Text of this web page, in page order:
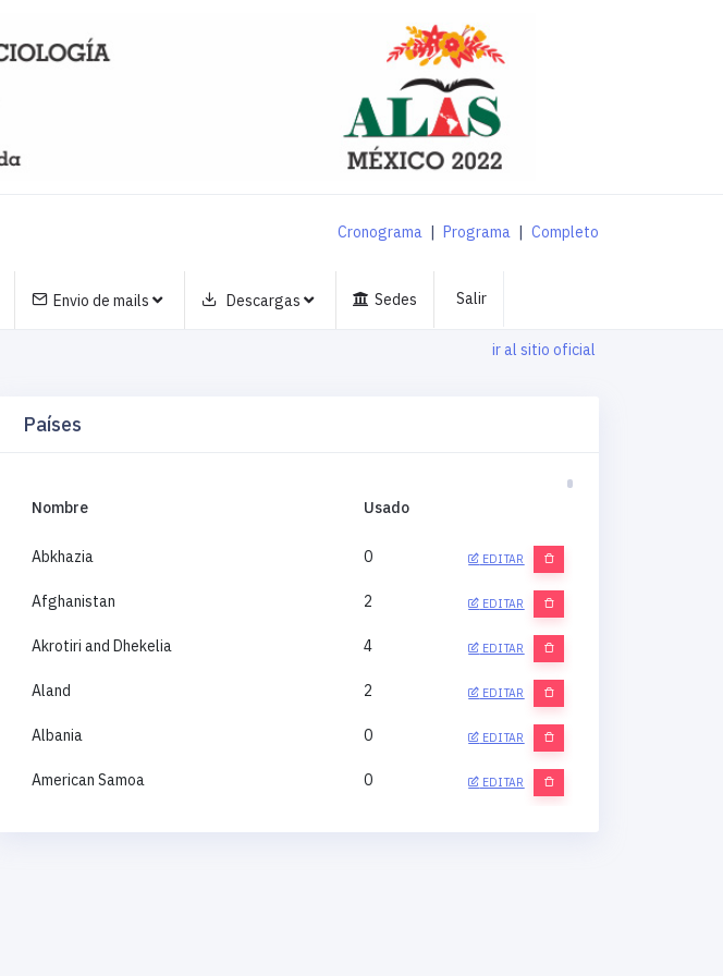
Cronograma | Programa | Completo
Envio de mails Descargas Sedes Salir
ir al sitio oficial
Países
Nombre Usado
Abkhazia 0 EDITAR
Afghanistan 2 EDITAR
Akrotiri and Dhekelia 4 EDITAR
Aland 2 EDITAR
Albania 0 EDITAR
American Samoa 0 EDITAR